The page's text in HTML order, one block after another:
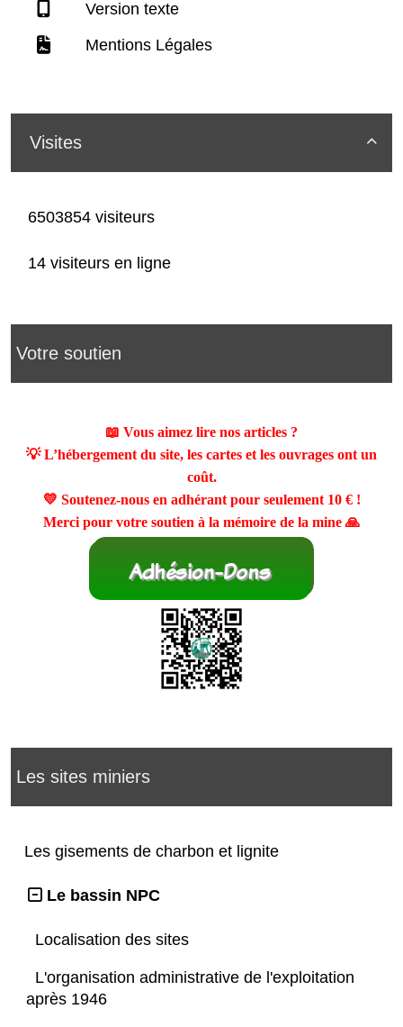
Version texte
Mentions Légales

Visites
6503854 visiteurs
14 visiteurs en ligne
Votre soutien
📖 Vous aimez lire nos articles ?
💡 L’hébergement du site, les cartes et les ouvrages ont un
coût.
💛 Soutenez-nous en adhérant pour seulement 10 €!
Merci pour votre soutien à la mémoire de la mine 🙏
Les sites miniers
Les gisements de charbon et lignite
Le bassin NPC
Localisation des sites
L'organisation administrative de l'exploitation
après 1946